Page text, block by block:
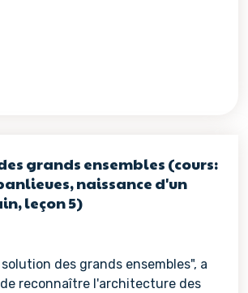
grands ensembles (cours:
naissance d'un
leçon 5)
des grands ensembles", a
reconnaître l'architecture des